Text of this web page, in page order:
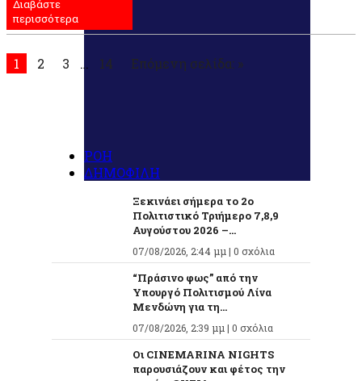
Μοιραστείτε
Διαβάστε
περισσότερα
1 2 3 … 14 Επόμενη σελίδα: »
ΡΟΗ
ΔΗΜΟΦΙΛΗ
Ξεκινάει σήμερα το 2ο
Πολιτιστικό Τριήμερο 7,8,9
Αυγούστου 2026 –...
07/08/2026, 2:44 μμ | 0 σχόλια
“Πράσινο φως” από την
Υπουργό Πολιτισμού Λίνα
Μενδώνη για τη...
07/08/2026, 2:39 μμ | 0 σχόλια
Οι CINEMARINA NIGHTS
παρουσιάζουν και φέτος την